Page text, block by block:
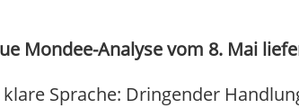
Mondee-Analyse vom 8. Mai
Sprache: Dringender